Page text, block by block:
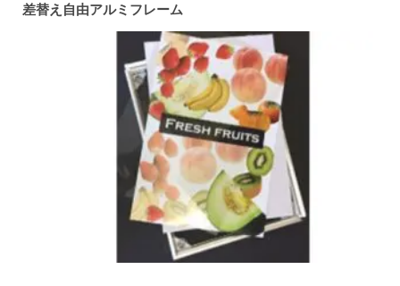
差替え自由アルミフレーム